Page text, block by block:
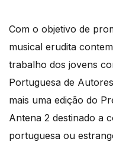
Com o objetivo de
musical erudita
trabalho dos jovens
Portuguesa de
mais uma edição do
Antena 2 destinado a
portuguesa ou